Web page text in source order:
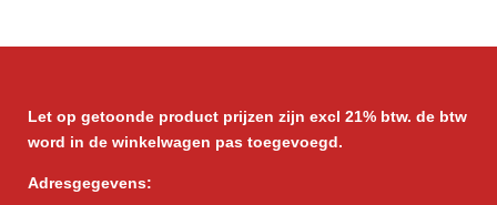
Let op getoonde product prijzen zijn excl 21% btw. de btw
word in de winkelwagen pas toegevoegd.
Adresgegevens: